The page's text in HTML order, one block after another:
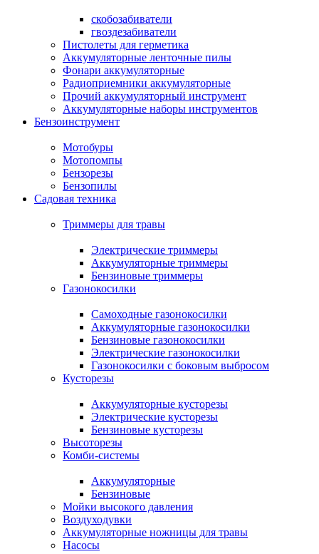
скобозабиватели
гвоздезабиватели
Пистолеты для герметика
Аккумуляторные ленточные пилы
Фонари аккумуляторные
Радиоприемники аккумуляторные
Прочий аккумуляторный инструмент
Аккумуляторные наборы инструментов
Бензоинструмент
Мотобуры
Мотопомпы
Бензорезы
Бензопилы
Садовая техника
Триммеры для травы
Электрические триммеры
Аккумуляторные триммеры
Бензиновые триммеры
Газонокосилки
Самоходные газонокосилки
Аккумуляторные газонокосилки
Бензиновые газонокосилки
Электрические газонокосилки
Газонокосилки с боковым выбросом
Кусторезы
Аккумуляторные кусторезы
Электрические кусторезы
Бензиновые кусторезы
Высоторезы
Комби-системы
Аккумуляторные
Бензиновые
Мойки высокого давления
Воздуходувки
Аккумуляторные ножницы для травы
Насосы